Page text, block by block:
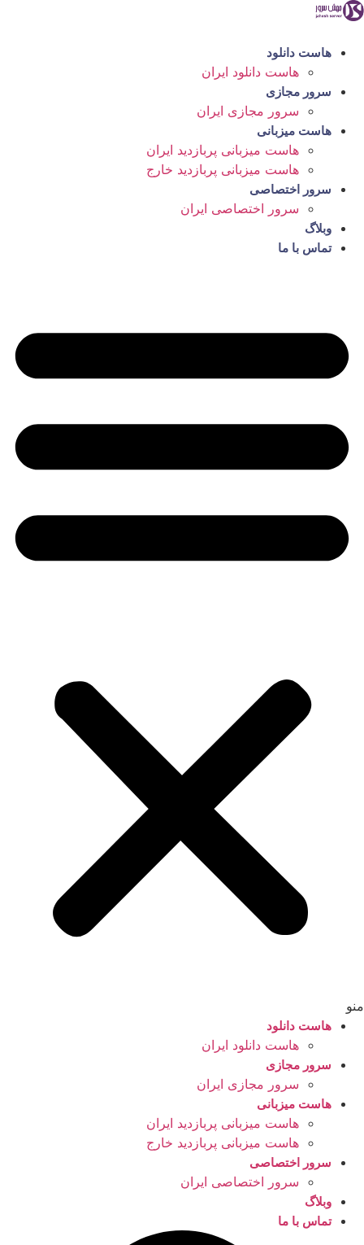
پرش
محتوا
هاست دانلود
هاست دانلود ایران
سرور مجازی
سرور مجازی ایران
هاست میزبانی
هاست میزبانی پربازدید ایران
هاست میزبانی پربازدید خارج
سرور اختصاصی
سرور اختصاصی ایران
وبلاگ
تماس با ما
منو
هاست دانلود
هاست دانلود ایران
سرور مجازی
سرور مجازی ایران
هاست میزبانی
هاست میزبانی پربازدید ایران
هاست میزبانی پربازدید خارج
سرور اختصاصی
سرور اختصاصی ایران
وبلاگ
تماس با ما